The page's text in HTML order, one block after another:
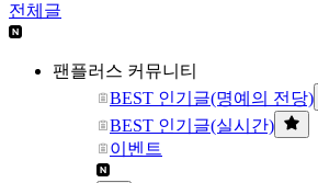
전체글
팬플러스 커뮤니티
BEST 인기글(명예의 전당)
BEST 인기글(실시간)
이벤트